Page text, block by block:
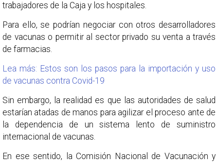
trabajadores de la Caja y los hospitales.
Para ello, se podrían negociar con otros desarrolladores
de vacunas o permitir al sector privado su venta a través
de farmacias.
Lea más: Estos son los pasos para la importación y uso
de vacunas contra Covid-19
Sin embargo, la realidad es que las autoridades de salud
estarían atadas de manos para agilizar el proceso ante de
la dependencia de un sistema lento de suministro
internacional de vacunas.
En ese sentido, la Comisión Nacional de Vacunación y